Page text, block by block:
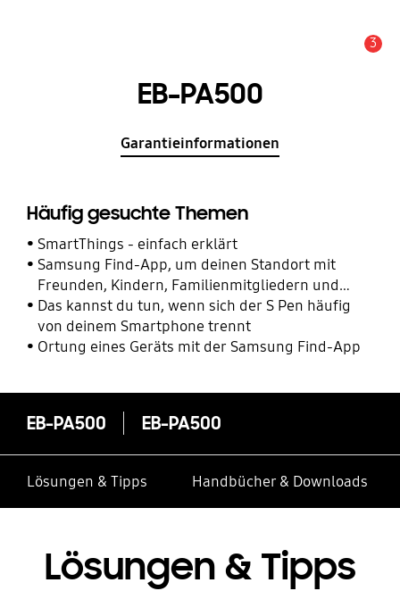
3
EB-PA500
Garantieinformationen
Häufig gesuchte Themen
SmartThings - einfach erklärt
Samsung Find-App, um deinen Standort mit
Freunden, Kindern, Familienmitgliedern und
anderen Kontakten zu teilen
Das kannst du tun, wenn sich der S Pen häufig
von deinem Smartphone trennt
Ortung eines Geräts mit der Samsung Find-App
EB-PA500 EB-PA500
Lösungen & Tipps Handbücher & Downloads
Lösungen & Tipps